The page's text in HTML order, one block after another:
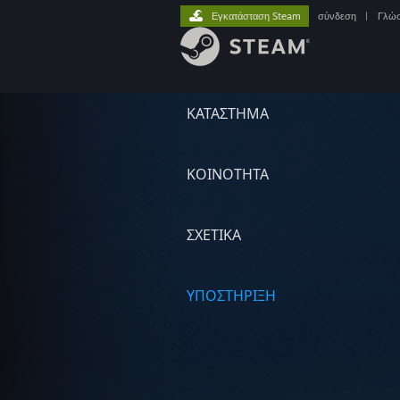
ΚΑΤΑΣΤΗΜΑ
ΚΟΙΝΟΤΗΤΑ
ΣΧΕΤΙΚΆ
ΥΠΟΣΤΗΡΙΞΗ
Εγκατάσταση Steam σύνδεση